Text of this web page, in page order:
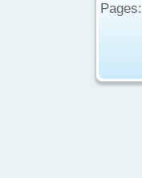
Pages: